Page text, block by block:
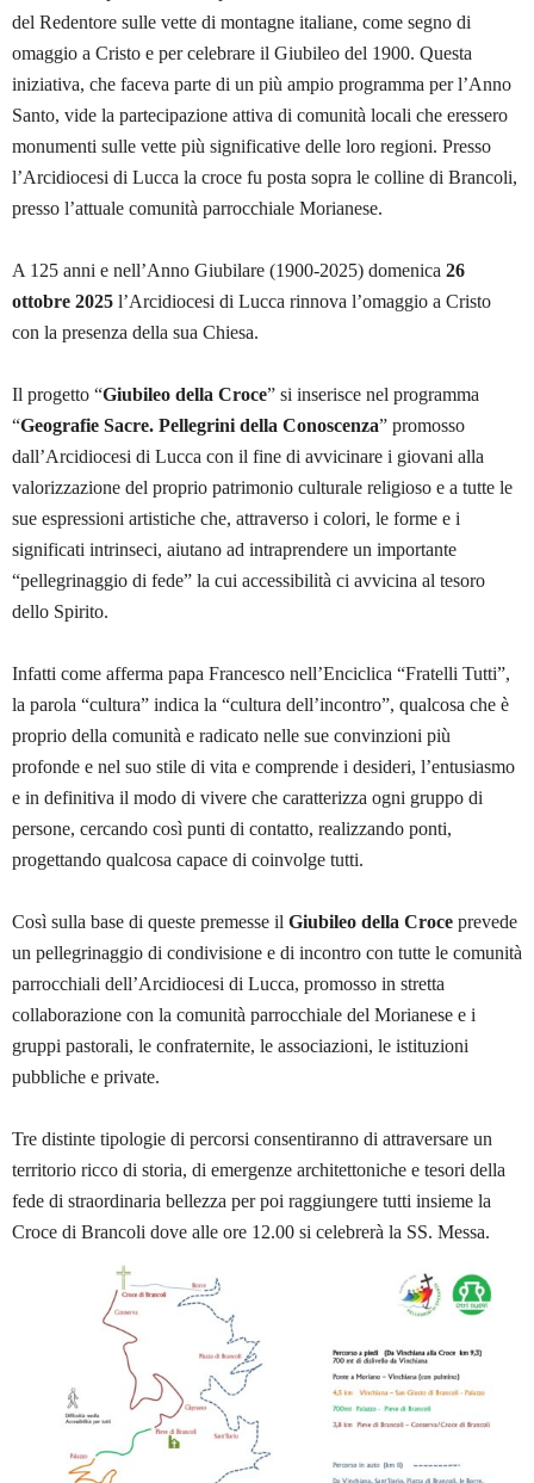
del Redentore sulle vette di montagne italiane, come segno di
omaggio a Cristo e per celebrare il Giubileo del 1900. Questa
iniziativa, che faceva parte di un più ampio programma per l’Anno
Santo, vide la partecipazione attiva di comunità locali che eressero
monumenti sulle vette più significative delle loro regioni. Presso
l’Arcidiocesi di Lucca la croce fu posta sopra le colline di Brancoli,
presso l’attuale comunità parrocchiale Morianese.
A 125 anni e nell’Anno Giubilare (1900-2025) domenica 26
ottobre 2025 l’Arcidiocesi di Lucca rinnova l’omaggio a Cristo
con la presenza della sua Chiesa.
Il progetto “Giubileo della Croce” si inserisce nel programma
“Geografie Sacre. Pellegrini della Conoscenza” promosso
dall’Arcidiocesi di Lucca con il fine di avvicinare i giovani alla
valorizzazione del proprio patrimonio culturale religioso e a tutte le
sue espressioni artistiche che, attraverso i colori, le forme e i
significati intrinseci, aiutano ad intraprendere un importante
“pellegrinaggio di fede” la cui accessibilità ci avvicina al tesoro
dello Spirito.
Infatti come afferma papa Francesco nell’Enciclica “Fratelli Tutti”,
la parola “cultura” indica la “cultura dell’incontro”, qualcosa che è
proprio della comunità e radicato nelle sue convinzioni più
profonde e nel suo stile di vita e comprende i desideri, l’entusiasmo
e in definitiva il modo di vivere che caratterizza ogni gruppo di
persone, cercando così punti di contatto, realizzando ponti,
progettando qualcosa capace di coinvolge tutti.
Così sulla base di queste premesse il Giubileo della Croce prevede
un pellegrinaggio di condivisione e di incontro con tutte le comunità
parrocchiali dell’Arcidiocesi di Lucca, promosso in stretta
collaborazione con la comunità parrocchiale del Morianese e i
gruppi pastorali, le confraternite, le associazioni, le istituzioni
pubbliche e private.
Tre distinte tipologie di percorsi consentiranno di attraversare un
territorio ricco di storia, di emergenze architettoniche e tesori della
fede di straordinaria bellezza per poi raggiungere tutti insieme la
Croce di Brancoli dove alle ore 12.00 si celebrerà la SS. Messa.